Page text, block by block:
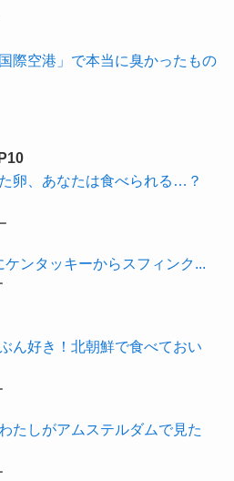
国際空港」で本当に臭かったもの
卵、あなたは食べられる…？
ケンタッキーからスフィンク...
ん好き！北朝鮮で食べておい
たしがアムステルダムで見た